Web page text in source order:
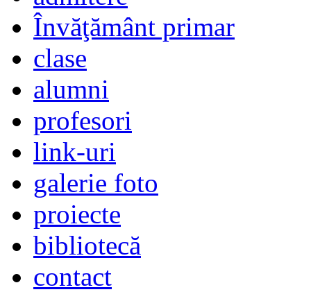
Învăţământ primar
clase
alumni
profesori
link-uri
galerie foto
proiecte
bibliotecă
contact